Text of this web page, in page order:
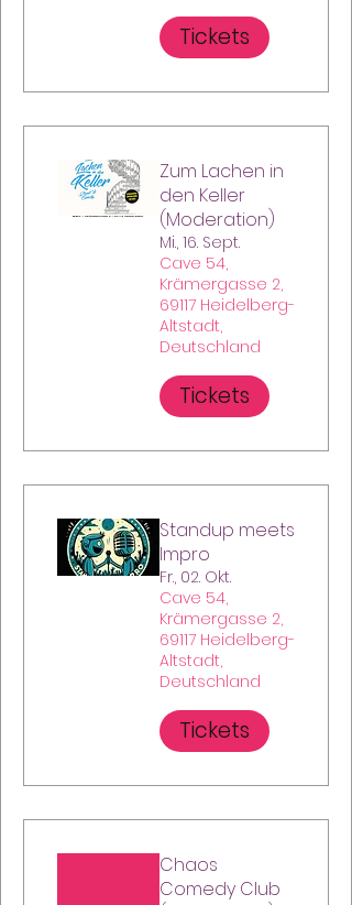
Tickets
Zum Lachen in
den Keller
(Moderation)
Mi., 16. Sept.
Cave 54,
Krämergasse 2,
69117 Heidelberg-
Altstadt,
Deutschland
Tickets
Standup meets
Impro
Fr., 02. Okt.
Cave 54,
Krämergasse 2,
69117 Heidelberg-
Altstadt,
Deutschland
Tickets
Chaos
Comedy Club